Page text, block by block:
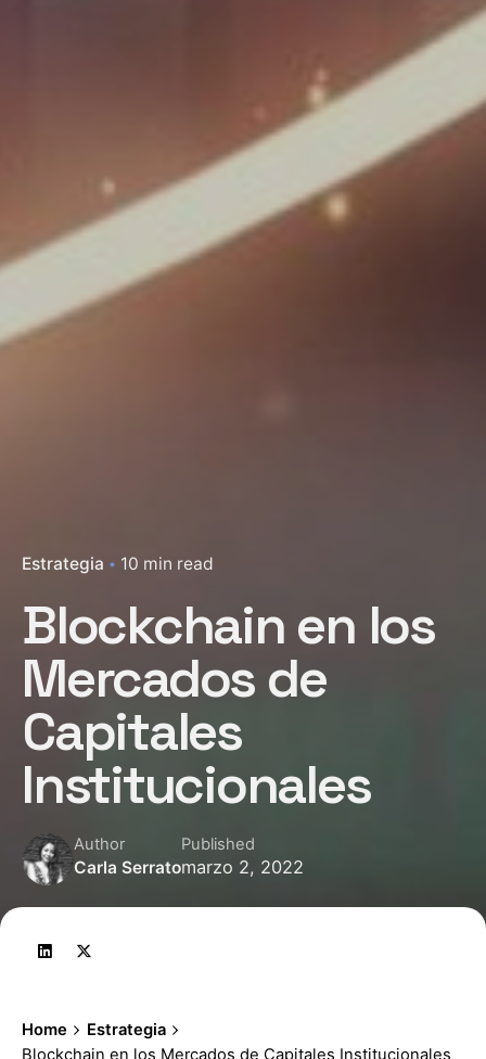
Estrategia 10 min read
Blockchain en los
Mercados de
Capitales
Institucionales
Author
Carla Serrato
Published
marzo 2, 2022
Home
Estrategia
Blockchain en los Mercados de Capitales Institucionales